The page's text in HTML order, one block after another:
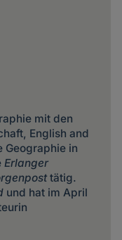
mit den
English and
Geographie in
Erlanger
tätig.
und hat im April